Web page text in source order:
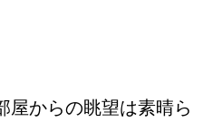
屋からの眺望は素晴ら